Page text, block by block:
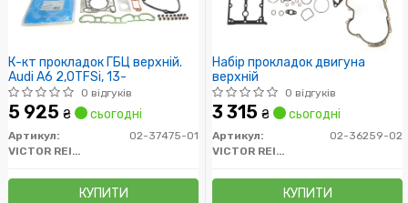
К-кт прокладок ГБЦ верхній.
Audi A6 2,0TFSi, 13-
0 відгуків
5 925 ₴ сьогодні
Артикул:
02-37475-01
VICTOR REINZ
КУПИТИ
Набір прокладок двигуна
верхній
0 відгуків
3 315 ₴ сьогодні
Артикул:
02-36259-02
VICTOR REINZ
КУПИТИ